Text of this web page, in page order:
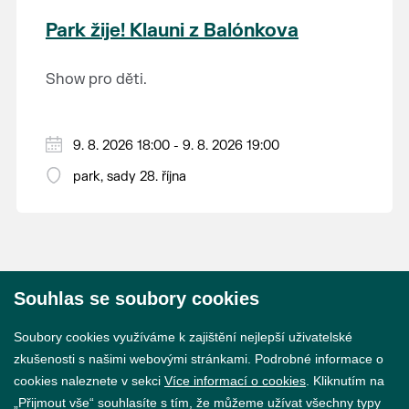
krajina na světě, která je zapsána na Seznam
světového přírodního a kulturního dědictví
Park žije! Klauni z Balónkova
Show pro děti.
9. 8. 2026 18:00 - 9. 8. 2026 19:00
park, sady 28. října
Souhlas se soubory cookies
Soubory cookies využíváme k zajištění nejlepší uživatelské
zkušenosti s našimi webovými stránkami. Podrobné informace o
cookies naleznete v sekci Více informací o cookies . Kliknutím na
„Přijmout vše“ souhlasíte s tím, že můžeme užívat všechny typy